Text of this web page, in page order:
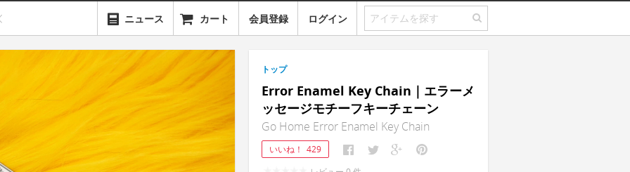
ニュース カート 会員登録 ログイン
トップ
Error Enamel Key Chain｜エラーメ
ッセージモチーフキーチェーン
Go Home Error Enamel Key Chain
いいね！ 429